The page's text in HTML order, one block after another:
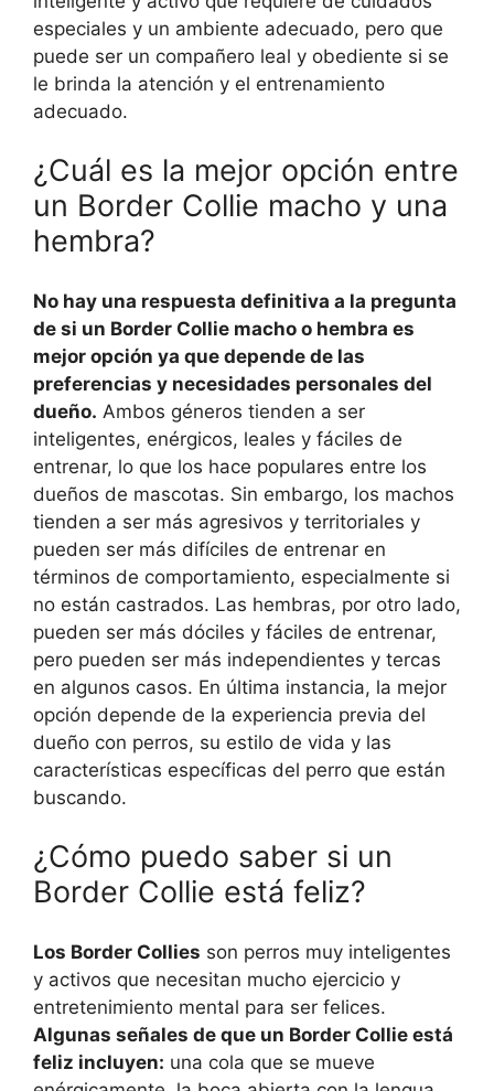
especiales y un ambiente adecuado, pero que
puede ser un compañero leal y obediente si se
le brinda la atención y el entrenamiento
adecuado.
¿Cuál es la mejor opción entre
un Border Collie macho y una
hembra?
No hay una respuesta definitiva a la pregunta
de si un Border Collie macho o hembra es
mejor opción ya que depende de las
preferencias y necesidades personales del
dueño. Ambos géneros tienden a ser
inteligentes, enérgicos, leales y fáciles de
entrenar, lo que los hace populares entre los
dueños de mascotas. Sin embargo, los machos
tienden a ser más agresivos y territoriales y
pueden ser más difíciles de entrenar en
términos de comportamiento, especialmente si
no están castrados. Las hembras, por otro lado,
pueden ser más dóciles y fáciles de entrenar,
pero pueden ser más independientes y tercas
en algunos casos. En última instancia, la mejor
opción depende de la experiencia previa del
dueño con perros, su estilo de vida y las
características específicas del perro que están
buscando.
¿Cómo puedo saber si un
Border Collie está feliz?
Los Border Collies son perros muy inteligentes
y activos que necesitan mucho ejercicio y
entretenimiento mental para ser felices.
Algunas señales de que un Border Collie está
feliz incluyen: una cola que se mueve